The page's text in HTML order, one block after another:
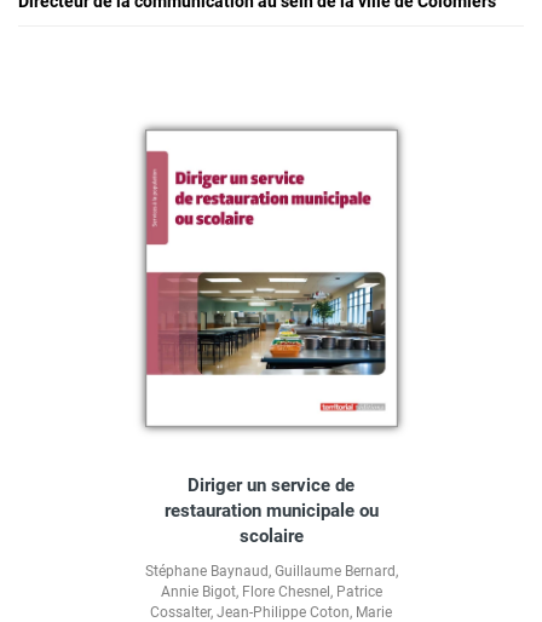
Diriger un service de
restauration municipale ou
scolaire
Stéphane Baynaud, Guillaume Bernard,
Annie Bigot, Flore Chesnel, Patrice
Cossalter, Jean-Philippe Coton, Marie